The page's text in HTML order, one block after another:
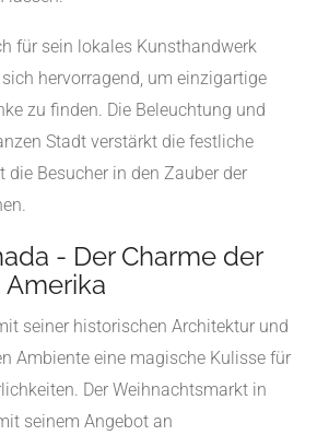
für sein lokales Kunsthandwerk
hervorragend, um einzigartige
zu finden. Die Beleuchtung und
Stadt verstärkt die festliche
Besucher in den Zauber der
- Der Charme der
seiner historischen Architektur und
Ambiente eine magische Kulisse für
Der Weihnachtsmarkt in
seinem Angebot an